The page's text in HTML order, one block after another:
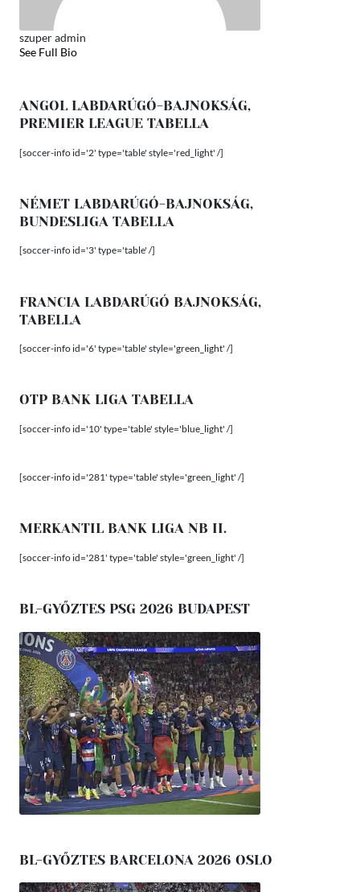
szuper admin
See Full Bio
ANGOL LABDARÚGÓ-BAJNOKSÁG,
PREMIER LEAGUE TABELLA
[soccer-info id='2' type='table' style='red_light' /]
NÉMET LABDARÚGÓ-BAJNOKSÁG,
BUNDESLIGA TABELLA
[soccer-info id='3' type='table' /]
FRANCIA LABDARÚGÓ BAJNOKSÁG,
TABELLA
[soccer-info id='6' type='table' style='green_light' /]
OTP BANK LIGA TABELLA
[soccer-info id='10' type='table' style='blue_light' /]
[soccer-info id='281' type='table' style='green_light' /]
MERKANTIL BANK LIGA NB II.
[soccer-info id='281' type='table' style='green_light' /]
BL-GYŐZTES PSG 2026 BUDAPEST
BL-GYŐZTES BARCELONA 2026 OSLO